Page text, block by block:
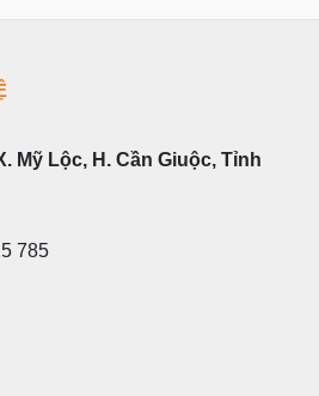
Mỹ Lộc, H. Cần Giuộc, Tỉnh
785